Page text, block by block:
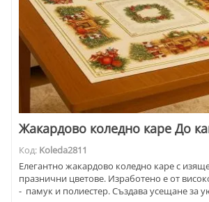
Жакардово коледно каре До
Код: Koleda2811
Елегантно жакардово коледно каре с
празнични цветове. Изработено е от
- памук и полиестер. Създава усещане за